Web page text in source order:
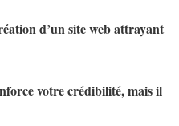
d’un site web attrayant
votre crédibilité, mais il